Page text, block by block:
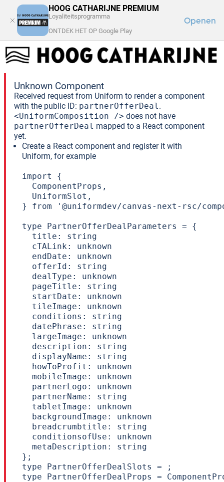
HOOG CATHARIJNE PREMIUM
Loyaliteitsprogramma
ONTDEK HET OP Google Play
Openen
FAQ
HET WINKELCENTRUM
LOG IN
Unknown Component
Received request from Uniform to render a component
with the public ID: partnerOfferDeal.
<UniformComposition /> does not have
partnerOfferDeal mapped to a React component
yet.
Create a React component and register it with
Uniform, for example
import {
  ComponentProps,
  UniformSlot,
} from '@uniformdev/canvas-next-rsc/
type PartnerOfferDealParameters = {
  title: string
  cTALink: unknown
  endDate: unknown
  offerId: string
  dealType: unknown
  pageTitle: string
  startDate: unknown
  tileImage: unknown
  conditions: string
  datePhrase: string
  largeImage: unknown
  description: string
  displayName: string
  howToProfit: unknown
  mobileImage: unknown
  partnerLogo: unknown
  partnerName: string
  tabletImage: unknown
  backgroundImage: unknown
  breadcrumbtitle: string
  conditionsofUse: unknown
  metaDescription: string
};
type PartnerOfferDealSlots = ;
type PartnerOfferDealProps =